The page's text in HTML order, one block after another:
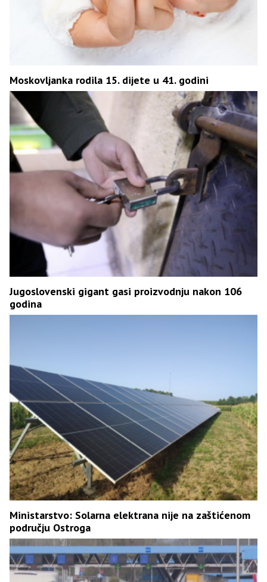
Moskovljanka rodila 15. dijete u 41. godini
Jugoslovenski gigant gasi proizvodnju nakon 106
godina
Ministarstvo: Solarna elektrana nije na zaštićenom
području Ostroga